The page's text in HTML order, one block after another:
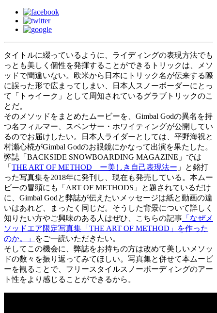
タイトルに綴っているように、ライディングの表現方法でも
っとも美しく個性を発揮することができるトリックは、メソ
ッドで間違いない。欧米から日本にトリック名が伝来する際
に誤った形で広まってしまい、日本人スノーボーダーにとっ
て「トゥイーク」として周知されているグラブトリックのこ
とだ。
そのメソッドをまとめたムービーを、Gimbal Godの異名を持
つ名フィルマー、スペンサー・ホワイティングが公開してい
るのでお届けしたい。日本人ライダーとしては、平野海祝と
村瀬心椛がGimbal Godのお眼鏡にかなって出演を果たした。
弊誌「BACKSIDE SNOWBOARDING MAGAZINE」では
「 THE ART OF METHOD ー美しき自己表現法ー 」と銘打
った写真集を2018年に発刊し、現在も発売している。本ムー
ビーの冒頭にも「ART OF METHODS」と題されているだけ
に、Gimbal Godと弊誌が伝えたいメッセージは紙と動画の違
いはあれど、まったく同じだ。そうした背景について詳しく
知りたい方やご興味のある人はぜひ、こちらの記事 「なぜメ
ソッドエア限定写真集「THE ART OF METHOD」を作った
のか。」
をご一読いただきたい。
そしてこの機会に、弊誌をお持ちの方は改めて美しいメソッ
ドの数々を振り返ってみてほしい。写真集と併せて本ムービ
ーを観ることで、フリースタイルスノーボーディングのアー
ト性をより感じることができるから。